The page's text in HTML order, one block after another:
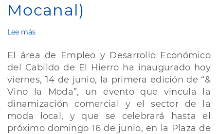
Mocanal)
Lee más
la
Feria
‘&
Vino
la
Moda’,
en
la
Plaza
El área de Empleo y Desarrollo Económico
del Cabildo de El Hierro ha inaugurado hoy
viernes, 14 de junio, la primera edición de “&
Vino la Moda”, un evento que vincula la
dinamización comercial y el sector de la
moda local, y que se celebrará hasta el
próximo domingo 16 de junio, en la Plaza de